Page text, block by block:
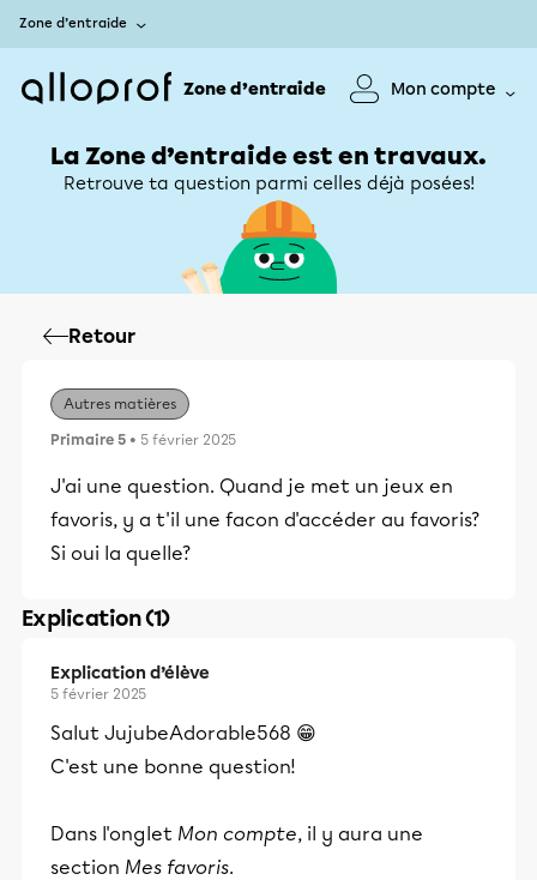
Zone d’entraide
Zone d’entraide Mon compte
La Zone d’entraide est en travaux.
Retrouve ta question parmi celles déjà posées!
Retour
Autres matières
Primaire 5 • 5 février 2025
J'ai une question. Quand je met un jeux en
favoris, y a t'il une facon d'accéder au favoris?
Si oui la quelle?
Explication (1)
Explication d’élève
5 février 2025
Salut JujubeAdorable568 😁
C'est une bonne question!
Dans l'onglet Mon compte, il y aura une
section Mes favoris.